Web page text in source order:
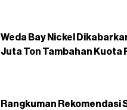
Weda Bay Nickel
Juta Ton Tambahan Kuota
Rangkuman Rekomendasi